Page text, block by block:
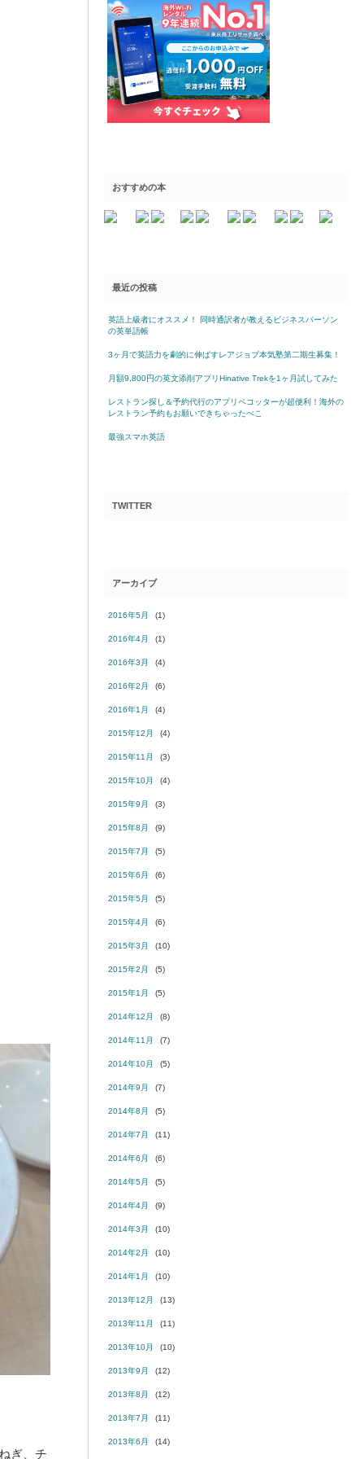
ぎ、チ
おすすめの本
最近の投稿
英語上級者にオススメ！ 同時通訳者が教えるビジネスパーソン
の英単語帳
3ヶ月で英語力を劇的に伸ばすレアジョブ本気塾第二期生募集！
月額9,800円の英文添削アプリHinative Trekを1ヶ月試してみた
レストラン探し＆予約代行のアプリペコッターが超便利！海外の
レストラン予約もお願いできちゃったぺこ
最強スマホ英語
TWITTER
アーカイブ
2016年5月 (1)
2016年4月 (1)
2016年3月 (4)
2016年2月 (6)
2016年1月 (4)
2015年12月 (4)
2015年11月 (3)
2015年10月 (4)
2015年9月 (3)
2015年8月 (9)
2015年7月 (5)
2015年6月 (6)
2015年5月 (5)
2015年4月 (6)
2015年3月 (10)
2015年2月 (5)
2015年1月 (5)
2014年12月 (8)
2014年11月 (7)
2014年10月 (5)
2014年9月 (7)
2014年8月 (5)
2014年7月 (11)
2014年6月 (6)
2014年5月 (5)
2014年4月 (9)
2014年3月 (10)
2014年2月 (10)
2014年1月 (10)
2013年12月 (13)
2013年11月 (11)
2013年10月 (10)
2013年9月 (12)
2013年8月 (12)
2013年7月 (11)
2013年6月 (14)